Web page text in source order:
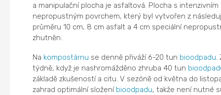
a manipulační plocha je asfaltová. Plocha s
nepropustným povrchem, který byl vytvořen z
průměru 10 cm, 8 cm asfalt a 4 cm speciální
zhutněn.
Na kompostárnu se denně přiváží 6-20 tun bioodpadu
týdně, když je nashromážděno zhruba 40 tun
základě zkušeností a citu. V sezóně od května do
zahrad optimální složení bioodpadu, takže není nutné